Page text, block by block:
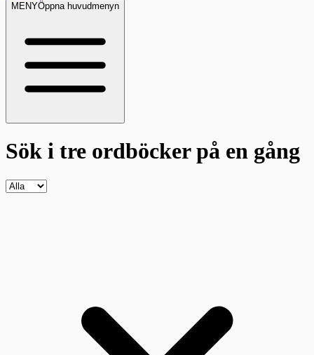
MENYÖppna huvudmenyn
Sök i tre ordböckerpå en gång